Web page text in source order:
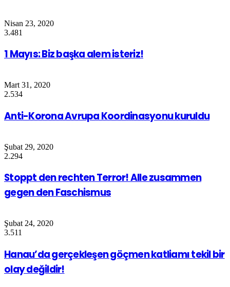
Nisan 23, 2020
3.481
1 Mayıs: Biz başka alem isteriz!
Mart 31, 2020
2.534
Anti-Korona Avrupa Koordinasyonu kuruldu
Şubat 29, 2020
2.294
Stoppt den rechten Terror! Alle zusammen
gegen den Faschismus
Şubat 24, 2020
3.511
Hanau’da gerçekleşen göçmen katliamı tekil bir
olay değildir!